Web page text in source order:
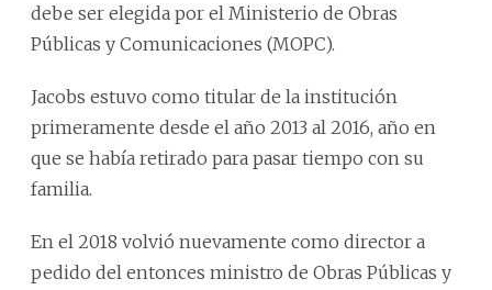
debe ser elegida por el Ministerio de Obras
Públicas y Comunicaciones (MOPC).
Jacobs estuvo como titular de la institución
primeramente desde el año 2013 al 2016, año en
que se había retirado para pasar tiempo con su
familia.
En el 2018 volvió nuevamente como director a
pedido del entonces ministro de Obras Públicas y